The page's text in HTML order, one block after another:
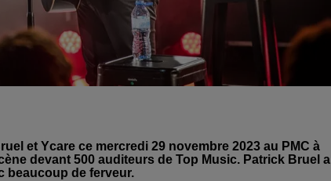
et Ycare ce mercredi 29 novembre 2023 au PMC à
devant 500 auditeurs de Top Music. Patrick Bruel a
beaucoup de ferveur.